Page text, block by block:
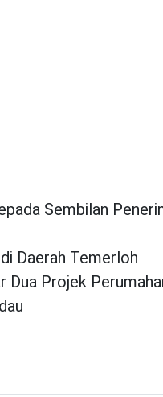
Sembilan
Daerah Temerloh
Dua Projek